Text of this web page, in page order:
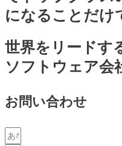
になることだけ
世界をリードす
ソフトウェア会
お問い合わせ